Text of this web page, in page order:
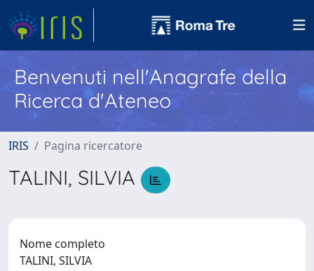
Benvenuti nell'Anagrafe della
Ricerca d'Ateneo
IRIS Pagina ricercatore
TALINI, SILVIA
Nome completo
TALINI, SILVIA